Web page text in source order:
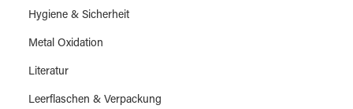
Hygiene & Sicherheit
Metal Oxidation
Literatur
Leerflaschen & Verpackung